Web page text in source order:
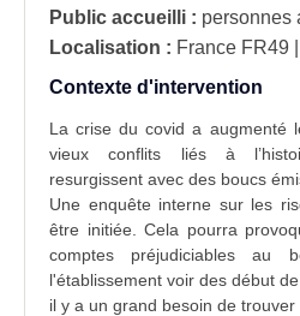
Public accueilli : personnes
Localisation : France FR49
Contexte d'intervention
La crise du covid a augmenté
vieuxconflits liés à
resurgissent avec des boucs
Une enquête interne sur les
être initiée. Cela pourra
comptes préjudiciables au
l'établissement voir des début
il y a un grand besoin de